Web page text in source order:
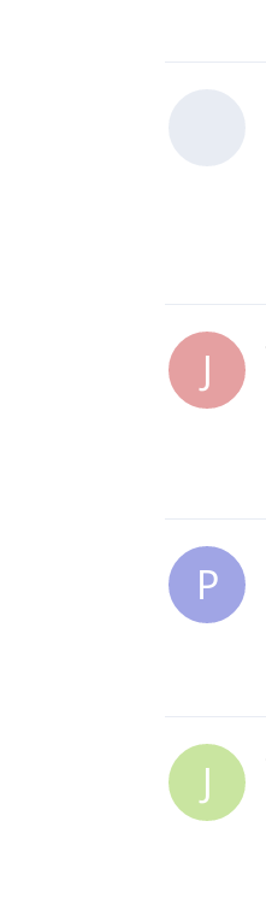
J
P
J